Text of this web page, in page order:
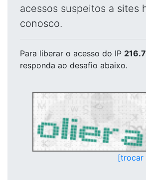
acessos suspeitos a sites
conosco.
Para liberar o acesso do IP
responda ao desafio abaixo.
[trocar